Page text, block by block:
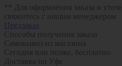
** Для оформления заказа и
свяжитесь с нашим менеджером
Предзаказ
Способы получения заказа
Самовывоз из магазина
Сегодня или позже, бесплатно
Доставка по Уфе